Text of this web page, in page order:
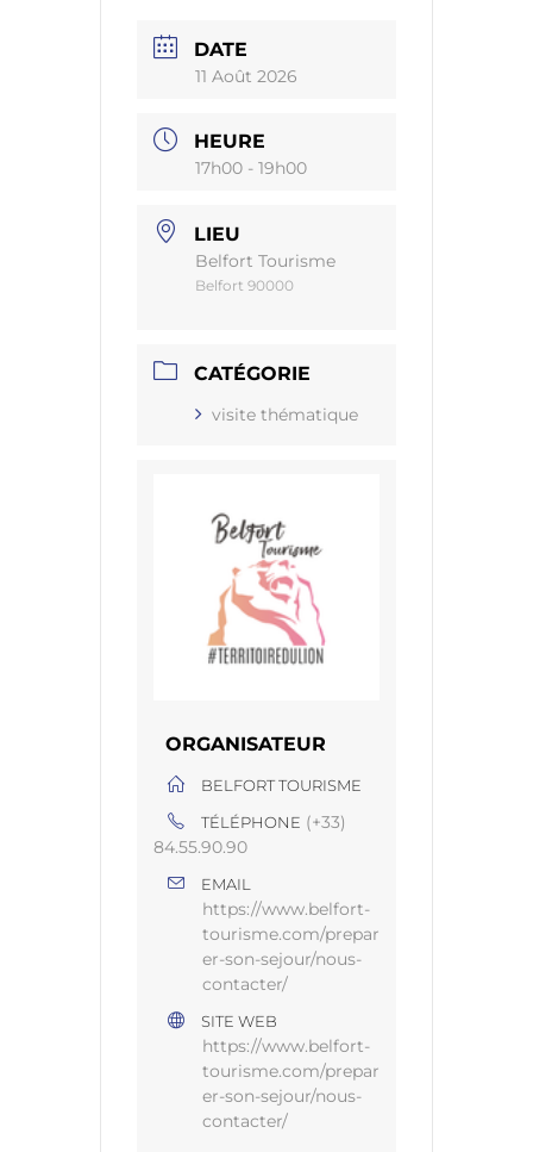
DATE
11 Août 2026
HEURE
17h00 - 19h00
LIEU
Belfort Tourisme
Belfort 90000
CATÉGORIE
visite thématique
ORGANISATEUR
BELFORT TOURISME
TÉLÉPHONE (+33)
84.55.90.90
EMAIL
https://www.belfort-
tourisme.com/prepar
er-son-sejour/nous-
contacter/
SITE WEB
https://www.belfort-
tourisme.com/prepar
er-son-sejour/nous-
contacter/